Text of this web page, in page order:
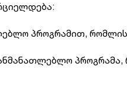
პროგრამით, რომლის